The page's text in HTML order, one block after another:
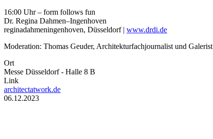
16:00 Uhr – form follows fun
Dr. Regina Dahmen–Ingenhoven
reginadahmeningenhoven, Düsseldorf | www.drdi.de
Moderation: Thomas Geuder, Architekturfachjournalist und Galerist
Ort
Messe Düsseldorf - Halle 8 B
Link
architectatwork.de
Datum
06.12.2023